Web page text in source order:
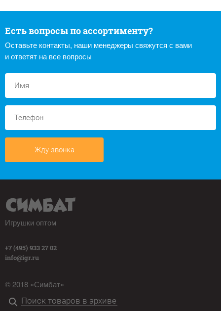
Есть вопросы по ассортименту?
Оставьте контакты, наши менеджеры свяжутся с вами
и ответят на все вопросы
Жду звонка
Игрушки оптом
+7 (495) 933 27 02
info@igr.ru
© 2018 «Симбат»